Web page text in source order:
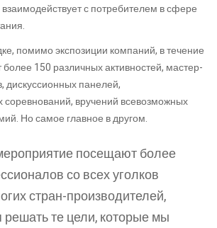
взаимодействует с потребителем в сфере
помимо экспозиции компаний, в течение
150 различных активностей, мастер-
дискуссионных панелей,
вручений всевозможных
Но самое главное в другом.
посещают более
со всех уголков
стран-производителей,
решать те цели, которые мы